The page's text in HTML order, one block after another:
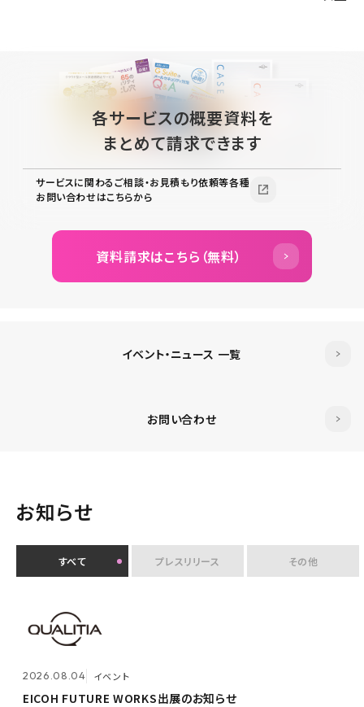
各サービスの概要資料を
まとめて請求できます
サービスに関わるご相談・お見積もり依頼等各種
お問い合わせはこちらから
資料請求はこちら（無料）
イベント・ニュース 一覧
お問い合わせ
お知らせ
すべて プレスリリース その他
2026.08.04 イベント
EICOH FUTURE WORKS出展のお知らせ
2026.07.30
クオリティアユーザー会『&NEXT』を9月4日に初開
催 〜リアルな交流を通じて、経営理念「つなげる・つな
がる想いを未来へつなぐ」を体現〜
2026.08.03 メンテナンス
ホームページ『メンテナンス作業による一時閉鎖』のお